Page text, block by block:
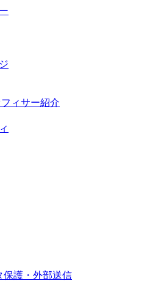
ィサー紹介
保護・外部送信